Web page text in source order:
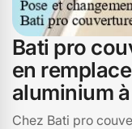
Bati pro
en
aluminium
Chez Bati pro